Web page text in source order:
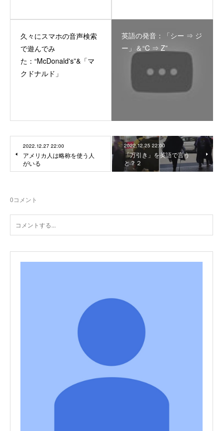
久々にスマホの音声検索
で遊んでみ
た：“McDonald's”&「マ
クドナルド」
英語の発音：「シー ⇒ ジ
ー」＆“C ⇒ Z”
2022.12.27 22:00
アメリカ人は略称を使う人
がいる
2022.12.25 22:00
「万引き」を英語で言う
と？２
0コメント